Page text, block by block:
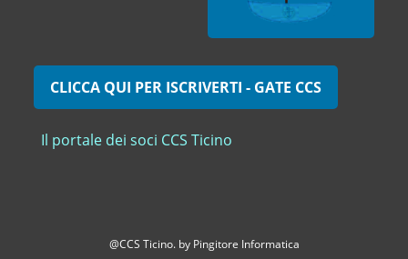
CLICCA QUI PER ISCRIVERTI - GATE CCS
Il portale dei soci CCS Ticino
@CCS Ticino. by Pingitore Informatica